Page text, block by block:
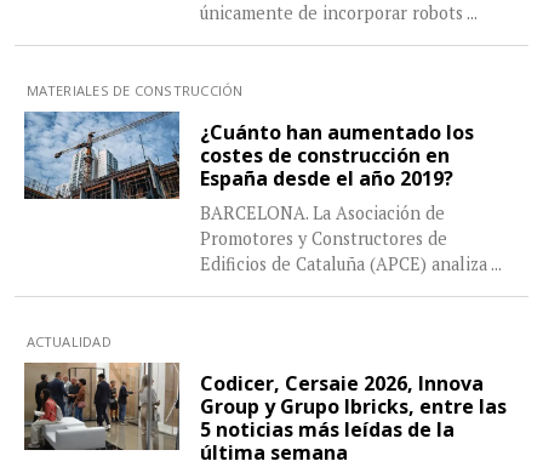
únicamente de incorporar robots ...
MATERIALES DE CONSTRUCCIÓN
¿Cuánto han aumentado los
costes de construcción en
España desde el año 2019?
BARCELONA. La Asociación de
Promotores y Constructores de
Edificios de Cataluña (APCE) analiza ...
ACTUALIDAD
Codicer, Cersaie 2026, Innova
Group y Grupo Ibricks, entre las
5 noticias más leídas de la
última semana